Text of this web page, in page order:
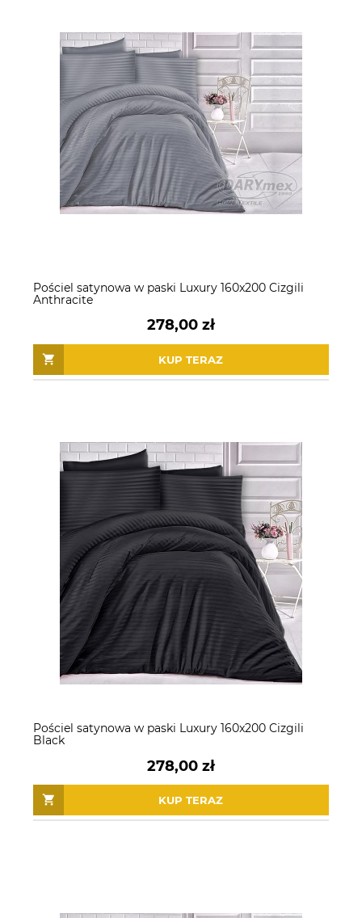
Pościel satynowa w paski Luxury 160x200 Cizgili
Anthracite
278,00 zł
KUP TERAZ
Pościel satynowa w paski Luxury 160x200 Cizgili
Black
278,00 zł
KUP TERAZ